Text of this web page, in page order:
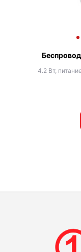
4.2 Вт,